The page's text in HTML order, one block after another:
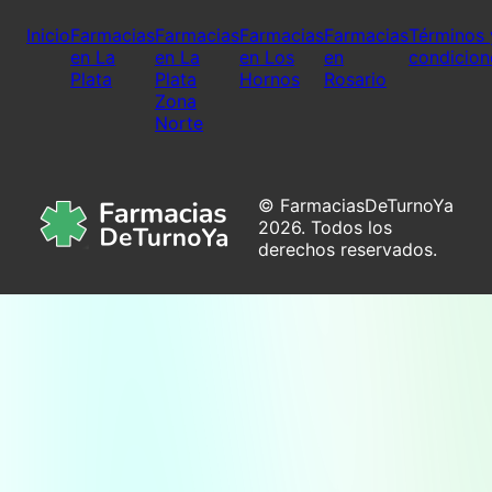
InicioFarmacias
en La
Plata
Farmacias
en La
Plata
Zona
Norte
Farmacias
en Los
Hornos
Farmacias
en
Rosario
Términos
© FarmaciasDeTurnoYa
2026. Todos los
derechos reservados.